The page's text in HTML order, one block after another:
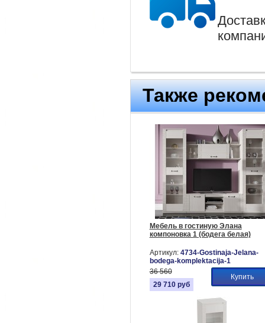
Также
Мебель в гостиную Элана
компоновка 1 (бодега белая)
Артикул: 4734-Gostinaja-Jelana-
bodega-komplektacija-1
36 560
29 710 руб
Купить